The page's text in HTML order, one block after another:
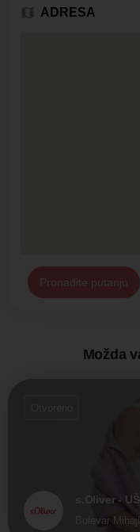
ADRESA
Pronađite putanju
Možda
s.Oliver -
Bulevar